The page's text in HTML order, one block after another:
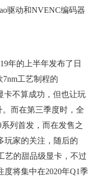
驱动和NVENC编码器
年的上半年发布了日
工艺制程的
卡不算成功，但也让玩
而在第三季度时，全
列首发，而在发售之
玩家的关注，随后的
艺的甜品级显卡，不过
将集中在2020年Q1季